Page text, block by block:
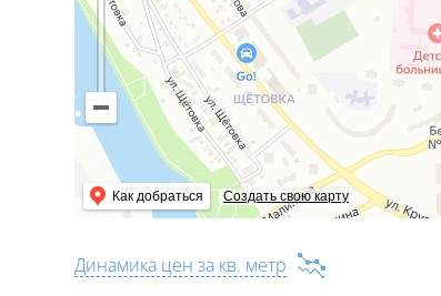
Как добраться Создать свою карту
Динамика цен за кв. метр